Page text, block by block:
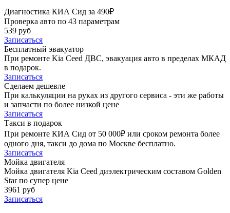
Диагностика КИА Сид за 490₽
Проверка авто по 43 параметрам
539 руб
Записаться
Бесплатный эвакуатор
При ремонте Kia Ceed ДВС, эвакуация авто в пределах МКАД
в подарок.
Записаться
Сделаем дешевле
При калькуляции на руках из другого сервиса - эти же работы
и запчасти по более низкой цене
Записаться
Такси в подарок
При ремонте КИА Сид от 50 000₽ или сроком ремонта более
одного дня, такси до дома по Москве бесплатно.
Записаться
Мойка двигателя
Мойка двигателя Kia Ceed диэлектрическим составом Golden
Star по супер цене
3961 руб
Записаться